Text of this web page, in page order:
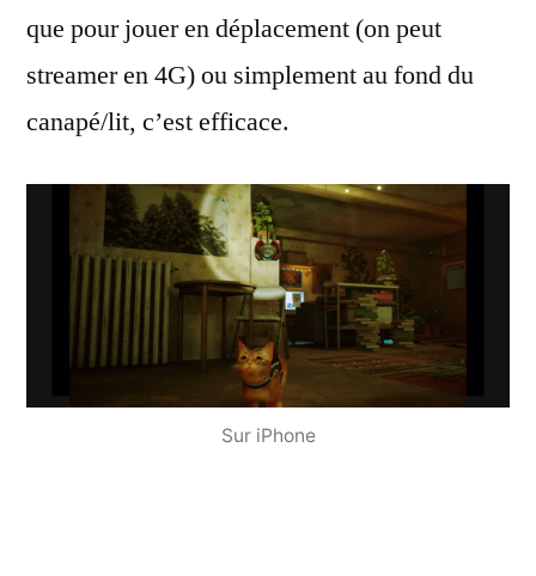
que pour jouer en déplacement (on peut
streamer en 4G) ou simplement au fond du
canapé/lit, c’est efficace.
Sur iPhone